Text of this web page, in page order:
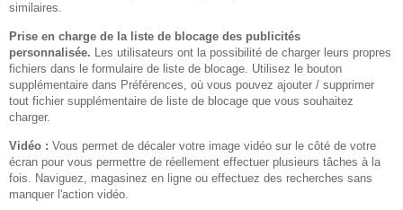
similaires.
Prise en charge de la liste de blocage des publicités
personnalisée. Les utilisateurs ont la possibilité de charger leurs propres
fichiers dans le formulaire de liste de blocage. Utilisez le bouton
supplémentaire dans Préférences, où vous pouvez ajouter / supprimer
tout fichier supplémentaire de liste de blocage que vous souhaitez
charger.
Vidéo : Vous permet de décaler votre image vidéo sur le côté de votre
écran pour vous permettre de réellement effectuer plusieurs tâches à la
fois. Naviguez, magasinez en ligne ou effectuez des recherches sans
manquer l'action vidéo.